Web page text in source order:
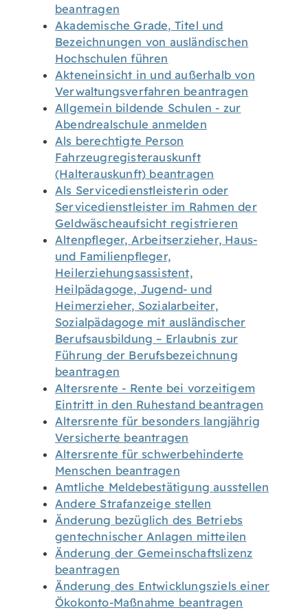
beantragen
Akademische Grade, Titel und
Bezeichnungen von ausländischen
Hochschulen führen
Akteneinsicht in und außerhalb von
Verwaltungsverfahren beantragen
Allgemein bildende Schulen - zur
Abendrealschule anmelden
Als berechtigte Person
Fahrzeugregisterauskunft
(Halterauskunft) beantragen
Als Servicedienstleisterin oder
Servicedienstleister im Rahmen der
Geldwäscheaufsicht registrieren
Altenpfleger, Arbeitserzieher, Haus-
und Familienpfleger,
Heilerziehungsassistent,
Heilpädagoge, Jugend- und
Heimerzieher, Sozialarbeiter,
Sozialpädagoge mit ausländischer
Berufsausbildung – Erlaubnis zur
Führung der Berufsbezeichnung
beantragen
Altersrente - Rente bei vorzeitigem
Eintritt in den Ruhestand beantragen
Altersrente für besonders langjährig
Versicherte beantragen
Altersrente für schwerbehinderte
Menschen beantragen
Amtliche Meldebestätigung ausstellen
Andere Strafanzeige stellen
Änderung bezüglich des Betriebs
gentechnischer Anlagen mitteilen
Änderung der Gemeinschaftslizenz
beantragen
Änderung des Entwicklungsziels einer
Ökokonto-Maßnahme beantragen